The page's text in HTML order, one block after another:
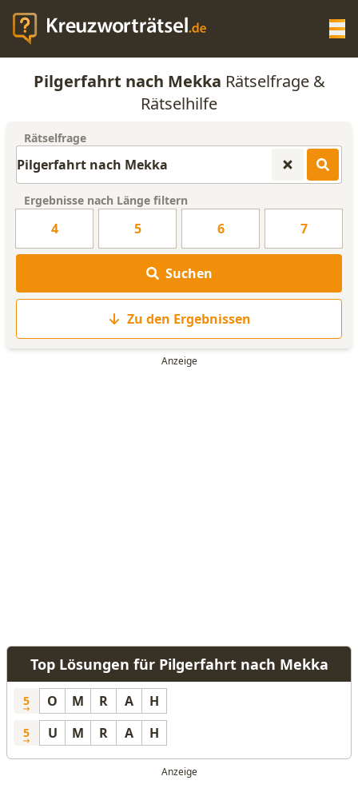
KREUZWORTRÄTSEL-HILFE
ANAGRAMM-GENERATOR
WORTLISTE
Pilgerfahrt nach Mekka Rätselfrage &
Rätselhilfe
Rätselfrage
Ergebnisse nach Länge filtern
4 5 6 7
Suchen
Zu den Ergebnissen
Top Lösungen für Pilgerfahrt nach Mekka
5 O M R A H
5 U M R A H